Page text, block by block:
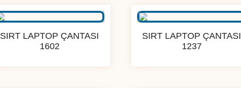
SIRT LAPTOP ÇANTASI
1602
SIRT LAPTOP ÇANTASI
1237